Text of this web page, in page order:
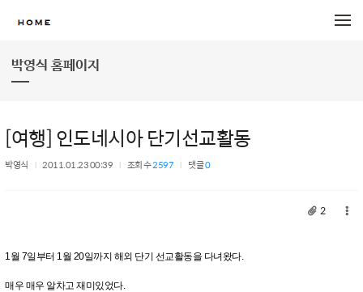
박영식 홈페이지
[여행] 인도네시아 단기선교활동
박영식 2011.01.23 00:39 조회 수2597 댓글0
2
1월 7일부터 1월 20일까지 해외 단기 선교활동을 다녀왔다.
매우 매우 알차고 재미있었다.